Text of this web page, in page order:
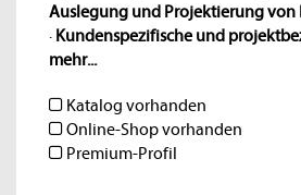
Auslegung und Projektierung
· Kundenspezifische und
mehr...
Katalog vorhanden
Online-Shop vorhanden
Premium-Profil